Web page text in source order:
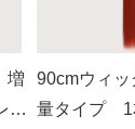
増
ッ
90cmウィ
量タイプ